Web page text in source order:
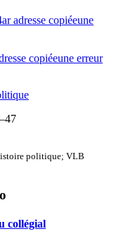
adresse copiéeune
copiéeune erreur
politique; VLB
collégial